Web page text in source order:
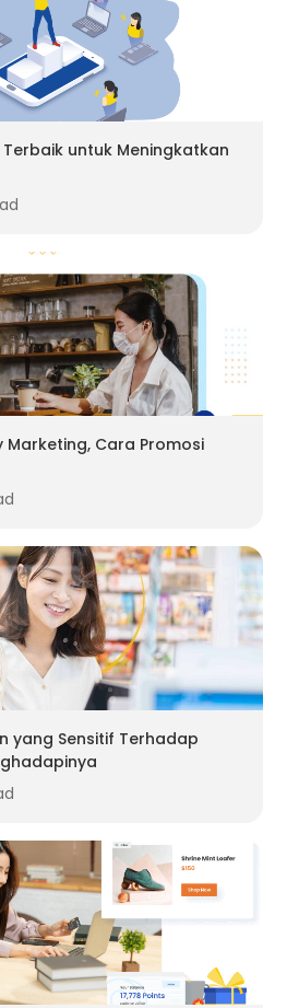
untuk Meningkatkan
Cara Promosi
yang Sensitif Terhadap